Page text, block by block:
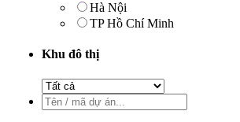
Hà Nội
TP Hồ Chí Minh
Khu đô thị